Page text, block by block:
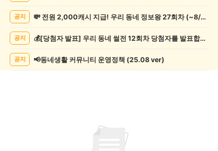
록
공지 💸 전원 2,000캐시 지급! 우리 동네 정보왕 27회차 (~8/10)
공지 💰[당첨자 발표] 우리 동네 썰전 12회차 당첨자를 발표합니다!
공지 📢동네생활 커뮤니티 운영정책 (25.08 ver)